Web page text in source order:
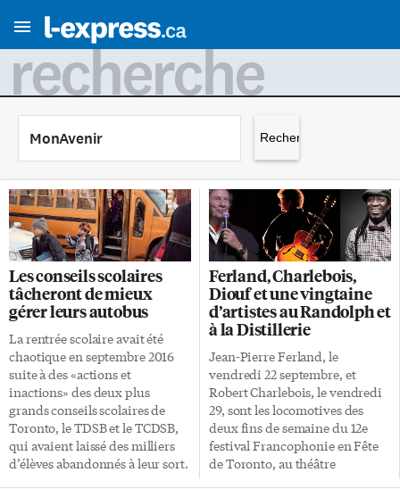
recherche
Les conseils scolaires
tâcheront de mieux
gérer leurs autobus
La rentrée scolaire avait été
chaotique en septembre 2016
suite à des «actions et
inactions» des deux plus
grands conseils scolaires de
Toronto, le TDSB et le TCDSB,
qui avaient laissé des milliers
d’élèves abandonnés à leur sort.
Ferland, Charlebois,
Diouf et une vingtaine
d’artistes au Randolph et
à la Distillerie
Jean-Pierre Ferland, le
vendredi 22 septembre, et
Robert Charlebois, le vendredi
29, sont les locomotives des
deux fins de semaine du 12e
festival Francophonie en Fête
de Toronto, au théâtre